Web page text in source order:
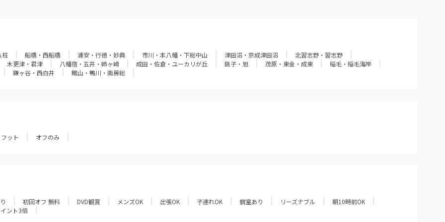
柱 船橋・西船橋 浦安・行徳・妙典 市川・本八幡・下総中山 津田沼・京成津田沼
北習志野・習志野
木更津・君津
八幡宿・五井・姉ヶ崎 成田・佐倉・ユーカリが丘 銚子・旭 茂原・東金・成東
稲毛・稲毛海岸
鎌ヶ谷・西白井
館山・鴨川・南房総
フット オフのみ
初回オフ 無料 DVD観賞 メンズOK 出張OK 子連れOK 個室あり リーズナブル
朝10時前OK
ント3倍